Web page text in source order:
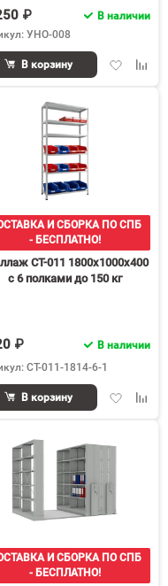
₽
В наличии
УНО-008
Добавить
В корзину
И СБОРКА ПО СПБ
- БЕСПЛАТНО!
СТ-011 1800х1000х400
с 6 полками до 150 кг
₽
В наличии
СТ-011-1814-6-1
Добавить
В корзину
И СБОРКА ПО СПБ
- БЕСПЛАТНО!